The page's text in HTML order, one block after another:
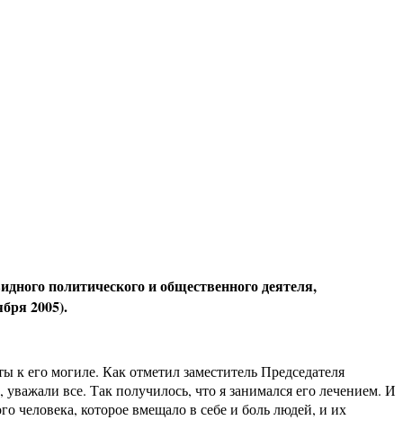
политического и общественного деятеля,
2005).
его могиле. Как отметил заместитель Председателя
все. Так получилось, что я занимался его лечением. И
человека, которое вмещало в себе и боль людей, и их